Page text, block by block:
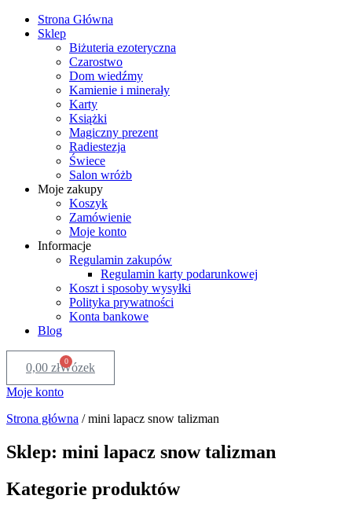
Strona Główna
Sklep
Biżuteria ezoteryczna
Czarostwo
Dom wiedźmy
Kamienie i minerały
Karty
Książki
Magiczny prezent
Radiestezja
Świece
Salon wróżb
Moje zakupy
Koszyk
Zamówienie
Moje konto
Informacje
Regulamin zakupów
Regulamin karty podarunkowej
Koszt i sposoby wysyłki
Polityka prywatności
Konta bankowe
Blog
0,00 zł 0
Wózek
Moje konto
Strona główna /mini lapacz snow talizman
Sklep: mini lapacz snow talizman
Kategorie produktów